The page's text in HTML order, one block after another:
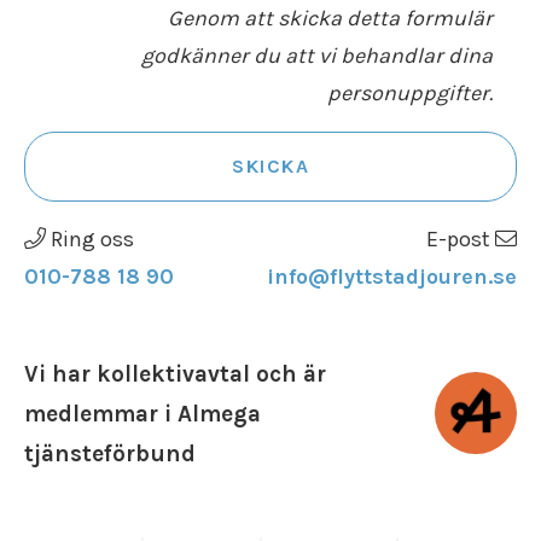
Genom att skicka detta formulär
godkänner du att vi behandlar dina
personuppgifter.
SKICKA
Ring oss
010-788 18 90
E-post
info@flyttstadjouren.se
Vi har kollektivavtal och är
medlemmar i Almega
tjänsteförbund